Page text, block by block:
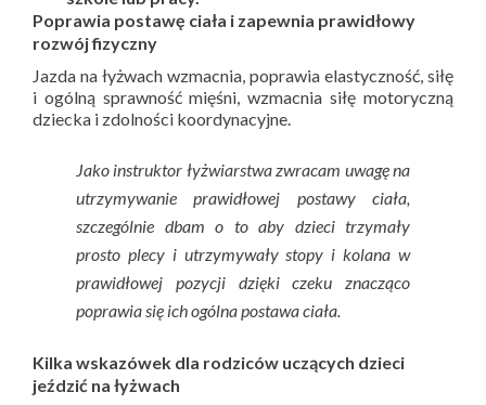
Poprawia postawę ciała i zapewnia prawidłowy
rozwój fizyczny
Jazda na łyżwach wzmacnia, poprawia elastyczność, siłę
i ogólną sprawność mięśni, wzmacnia siłę motoryczną
dziecka i zdolności koordynacyjne.
Jako instruktor łyżwiarstwa zwracam uwagę na
utrzymywanie prawidłowej postawy ciała,
szczególnie dbam o to aby dzieci trzymały
prosto plecy i utrzymywały stopy i kolana w
prawidłowej pozycji dzięki czeku znacząco
poprawia się ich ogólna postawa ciała.
Kilka wskazówek dla rodziców uczących dzieci
jeździć na łyżwach